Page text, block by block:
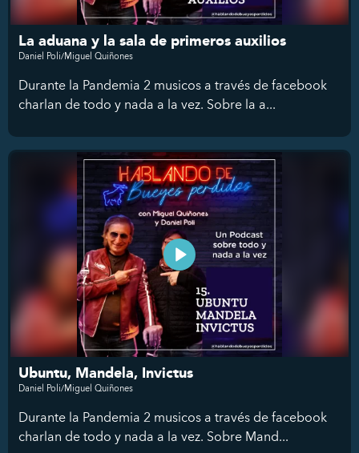
La aduana y la sala de primeros auxilios
Daniel Poli/Miguel Quiñones
Durante la Pandemia 2 musicos a través de facebook
charlan de todo y nada a la vez. Sobre la a...
Ubuntu, Mandela, Invictus
Daniel Poli/Miguel Quiñones
Durante la Pandemia 2 musicos a través de facebook
charlan de todo y nada a la vez. Sobre Mand...